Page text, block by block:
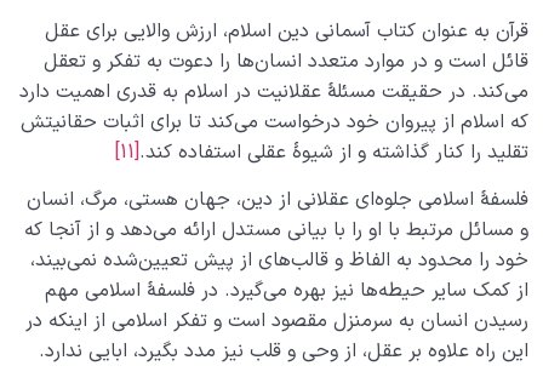
قرآن به عنوان کتاب آسمانی دین اسلام، ارزش والایی برای عقل
قائل است و در موارد متعدد انسان‌ها را دعوت به تفکر و تعقل
می‌کند. در حقیقت مسئلۀ عقلانیت در اسلام به قدری اهمیت دارد
که اسلام از پیروان خود درخواست می‌کند تا برای اثبات حقانیتش
تقلید را کنار گذاشته و از شیوۀ عقلی استفاده کند.[11]
فلسفۀ اسلامی جلوه‌ای عقلانی از دین، جهان هستی، مرگ، انسان
و مسائل مرتبط با او را با بیانی مستدل ارائه می‌دهد و از آنجا که
خود را محدود به الفاظ و قالب‌های از پیش تعیین‌شده نمی‌بیند،
از کمک سایر حیطه‌ها نیز بهره می‌گیرد. در فلسفۀ اسلامی مهم
رسیدن انسان به سرمنزل مقصود است و تفکر اسلامی از اینکه در
این راه علاوه بر عقل، از وحی و قلب نیز مدد بگیرد، ابایی ندارد.